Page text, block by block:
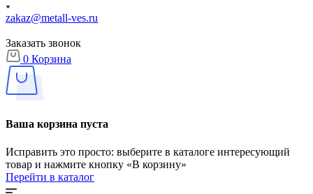
zakaz@metall-ves.ru
Заказать звонок
0 Корзина
Ваша корзина пуста
Исправить это просто: выберите в каталоге интересующий
товар и нажмите кнопку «В корзину»
Перейти в каталог